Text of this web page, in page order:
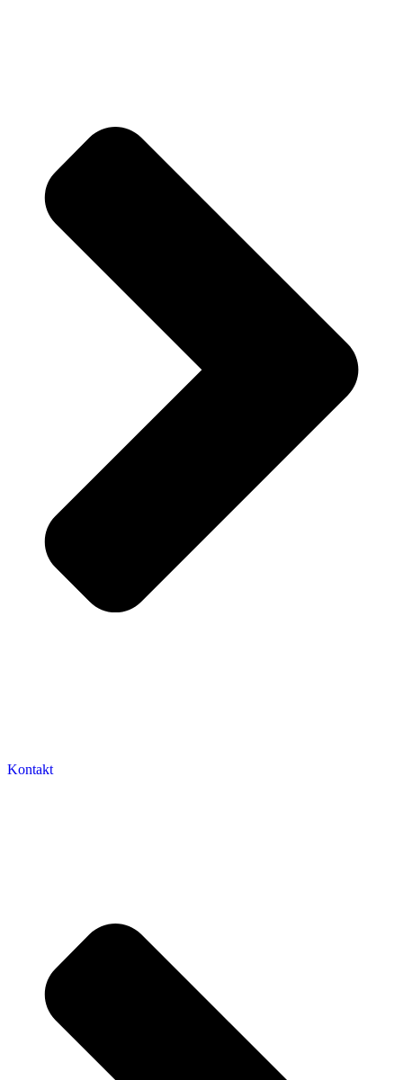
Kontakt